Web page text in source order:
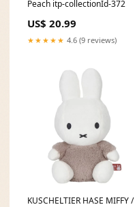
Peach itp-collectionId-372
US$ 20.99
★★★★★ 4.6 (9 reviews)
KUSCHELTIER HASE MIFFY /